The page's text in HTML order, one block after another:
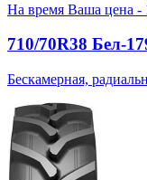
На время Ваша цена -
710/70R38 Бел-
Бескамерная,